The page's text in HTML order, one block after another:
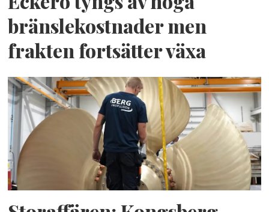
bränslekostnader men
frakten fortsätter växa